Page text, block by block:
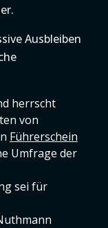
Ausbleiben
herrscht
von
Führerschein
Umfrage der
sei für